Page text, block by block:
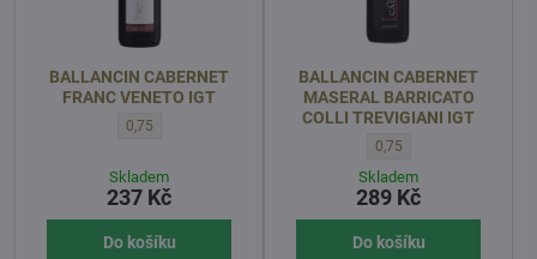
BALLANCIN CABERNET
FRANC VENETO IGT
BALLANCIN CABERNET FRANC VENETO IGT - OBJEM l:
0,75
Skladem
237 Kč
Do košíku
BALLANCIN CABERNET
MASERAL BARRICATO
COLLI TREVIGIANI IGT
BALLANCIN CABERNET
0,75
Skladem
289 Kč
Do košíku